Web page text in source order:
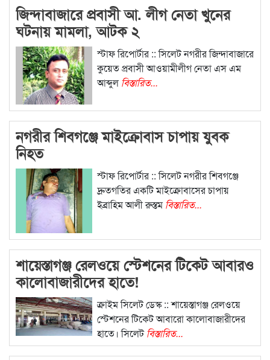
জিন্দাবাজারে প্রবাসী আ. লীগ নেতা খুনের
ঘটনায় মামলা, আটক ২
স্টাফ রিপোর্টার :: সিলেট নগরীর জিন্দাবাজারে
কুয়েত প্রবাসী আওয়ামীলীগ নেতা এস এম
আব্দুলবিস্তারিত...
নগরীর শিবগঞ্জে মাইক্রোবাস চাপায় যুবক
নিহত
স্টাফ রিপোর্টার :: সিলেট নগরীর শিবগঞ্জে
দ্রুতগতির একটি মাইক্রোবাসের চাপায়
ইব্রাহিম আলী রুস্তমবিস্তারিত...
শায়েস্তাগঞ্জ রেলওয়ে স্টেশনের টিকেট আবারও
কালোবাজারীদের হাতে!
ক্রাইম সিলেট ডেস্ক :: শায়েস্তাগঞ্জ রেলওয়ে
স্টেশনের টিকেট আবারো কালোবাজারীদের
হাতে। সিলেটবিস্তারিত...